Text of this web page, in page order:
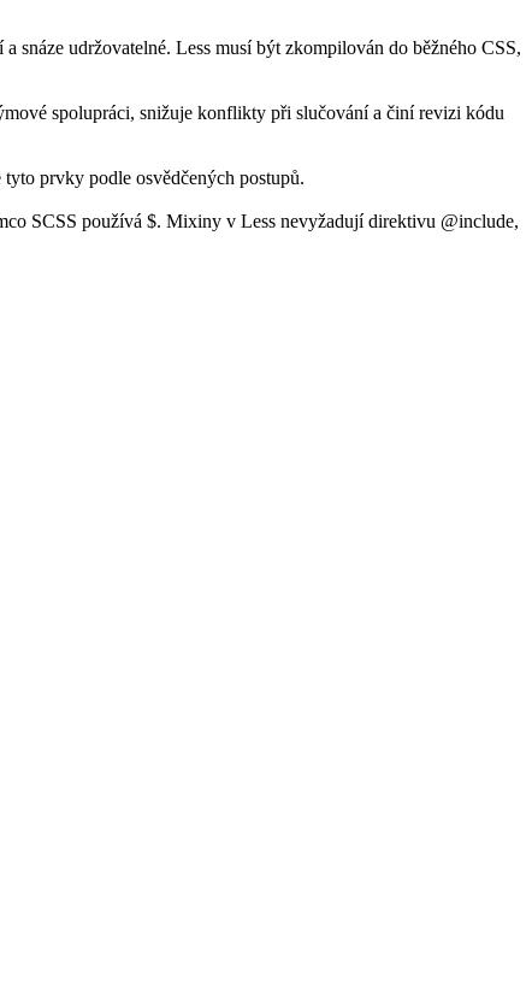
udržovatelné. Less musí být zkompilován do běžného CSS,
spolupráci, snižuje konflikty při slučování a činí revizi kódu
prvky podle osvědčených postupů.
SCSS používá $. Mixiny v Less nevyžadují direktivu @include,